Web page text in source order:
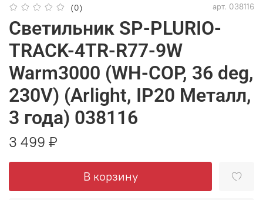
(0) арт. 038116
Светильник SP-PLURIO-
TRACK-4TR-R77-9W
Warm3000 (WH-COP, 36 deg,
230V) (Arlight, IP20 Металл,
3 года) 038116
3 499 ₽
В корзину